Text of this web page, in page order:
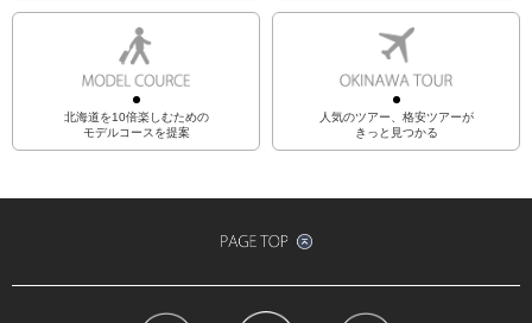
北海道を10倍楽しむための
モデルコースを提案
人気のツアー、格安ツアーが
きっと見つかる